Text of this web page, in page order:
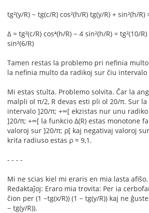
tg²(y/R) − tg(c/R) cos²(h/R) tg(y/R) + sin²(h/R)
Δ = tg²(c/R) cos⁴(h/R) − 4 sin²(h/R) = tg²(10/
sin²(6/R)
Tamen restas la problemo pri nefinia
la nefinia multo da radikoj sur ĉiu intervalo
Mi estas stulta. Problemo solvita. Ĉar la
malpli ol π/2, R devas esti pli ol 20/π. Sur
intervalo ]20/π; +∞[ ekzistas nur unu radiko
]20/π; +∞[ la funkcio Δ(R) estas monotone
valoroj sur ]20/π; ρ[ kaj negativaj valoroj
krita radiuso estas ρ ≈ 9,1.
- - - -
Mi ne scias kiel mi eraris en mia lasta afiŝo.
Redaktaĵoj: Eraro mia trovita: Per ia
ĉion per (1 −tg(x/R)) (1 − tg(y/R)) kaj ne
− tg(y/R)).